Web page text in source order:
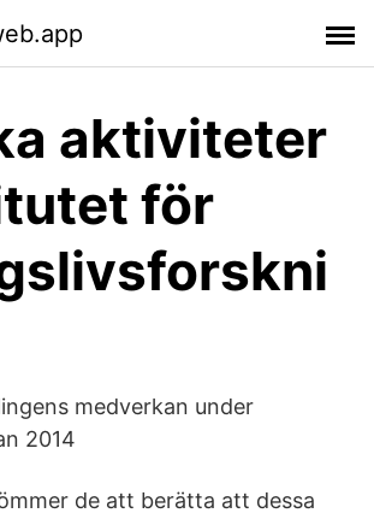
aktiviteter
för
medverkan under
2014
de att berätta att dessa